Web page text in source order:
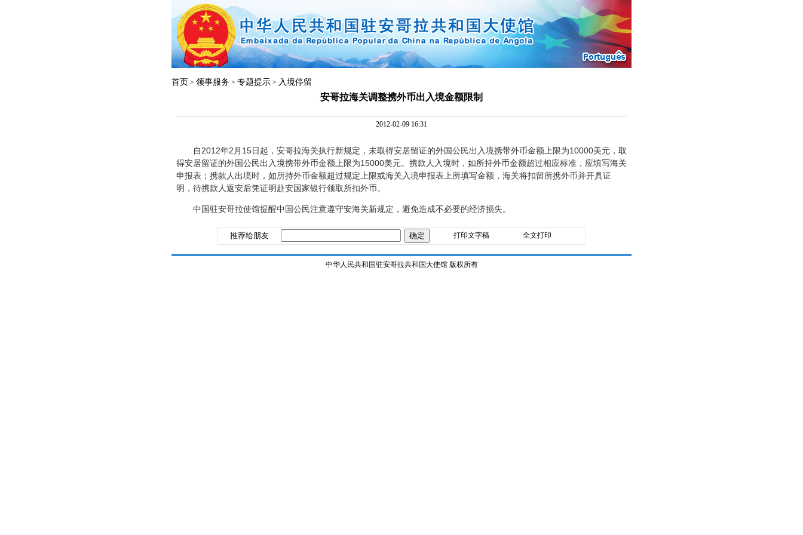
首页 > 领事服务 > 专题提示 > 入境停留
安哥拉海关调整携外币出入境金额限制
2012-02-09 16:31
自2012年2月15日起，安哥拉海关执行新规定，未取得安居留证的外国公民出入境携带外币金额上限为10000美元，取
得安居留证的外国公民出入境携带外币金额上限为15000美元。携款人入境时，如所持外币金额超过相应标准，应填写海关
申报表；携款人出境时，如所持外币金额超过规定上限或海关入境申报表上所填写金额，海关将扣留所携外币并开具证
明，待携款人返安后凭证明赴安国家银行领取所扣外币。
中国驻安哥拉使馆提醒中国公民注意遵守安海关新规定，避免造成不必要的经济损失。
推荐给朋友 打印文字稿 全文打印
中华人民共和国驻安哥拉共和国大使馆 版权所有